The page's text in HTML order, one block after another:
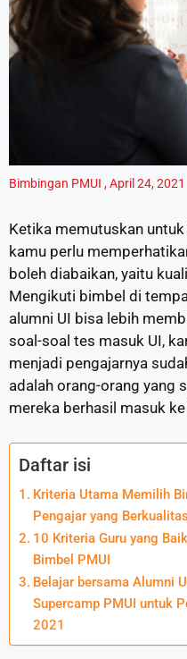
Bimbingan PMUI ,April 24, 2021
Ketika memutuskan
kamu perlu
boleh diabaikan, yaitu
Mengikuti bimbel di
alumni UI bisa lebih
soal-soal tes masuk UI,
menjadi pengajarnya
adalah orang-orang yang
mereka berhasil masuk
Daftar isi
Kriteria Utama Memilih
Pengajar yang
10 Kriteria Guru yang
Bimbel PMUI
Belajar bersama Alumni
Supercamp PMUI untuk
2021